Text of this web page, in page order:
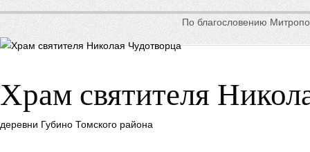
По благословению
Храм святителя
деревни Губино Томского района